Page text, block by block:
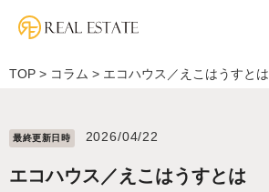
TOP > コラム > エコハウス／えこはうすとは
最終更新⽇時 2026/04/22
エコハウス／えこはうすとは